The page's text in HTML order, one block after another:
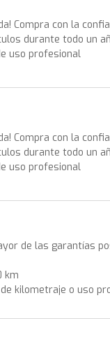
Compra con la
durante todo un
uso profesional
Compra con la
durante todo un
uso profesional
de las garantías
km
kilometraje o uso